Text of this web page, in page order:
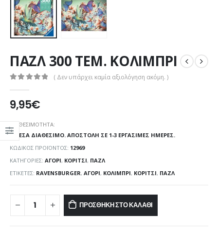
ΠΑΖΛ 300 ΤΕΜ. ΚΟΛΙΜΠΡΙ
( Δεν υπάρχει καμία αξιολόγηση ακόμη. )
9,95€
ΔΙΑΘΕΣΙΜΌΤΗΤΑ:
ΆΜΕΣΑ ΔΙΑΘΈΣΙΜΟ. ΑΠΟΣΤΟΛΉ ΣΕ 1-3 ΕΡΓΆΣΙΜΕΣ ΗΜΈΡΕΣ.
ΚΩΔΙΚΌΣ ΠΡΟΪΌΝΤΟΣ: 12969
ΚΑΤΗΓΟΡΊΕΣ: ΑΓΌΡΙ, ΚΟΡΊΤΣΙ, ΠΑΖΛ
ΕΤΙΚΈΤΕΣ: RAVENSBURGER, ΑΓΌΡΙ, ΚΟΛΊΜΠΡΙ, ΚΟΡΊΤΣΙ, ΠΑΖΛ
ΠΡΟΣΘΉΚΗ ΣΤΟ ΚΑΛΆΘΙ